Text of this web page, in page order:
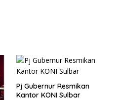
Pj Gubernur Resmikan
Kantor KONI Sulbar